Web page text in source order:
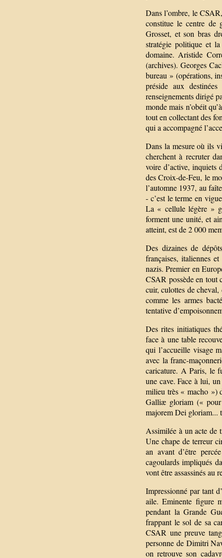
Dans l’ombre, le
constitue le centre de
Grosset, et son bras
stratégie politique et
domaine. Aristide
(archives). Georges
bureau » (opérations,
préside aux
renseignements dirigé
monde mais n’obéit
tout en collectant des
qui a accompagné
Dans la mesure où ils
cherchent à recruter
voire d’active, inquiets
des Croix-de-Feu, le
l’automne 1937, au
- c’est le terme en
La « cellule légère »
forment une unité, et
atteint, est de 2 000
Des dizaines de
françaises, italiennes
nazis. Premier en
CSAR possède en tout
cuir, culottes de cheval,
comme les armes
tentative
Des rites initiatiques
face à une table
qui l’accueille visage
avec la franc-
caricature. A Paris, le
une cave. Face à lui,
milieu très « macho »)
Galliæ gloriam (« pour
majorem Dei gloriam...
Assimilée à un acte de
Une chape de terreur
an avant d’être
cagoulards impliqués
vont être assassinés au
Impressionné par tant
aile. Eminente figure
pendant la Grande
frappant le sol de sa
CSAR une preuve
personne de Dimitri
on retrouve son